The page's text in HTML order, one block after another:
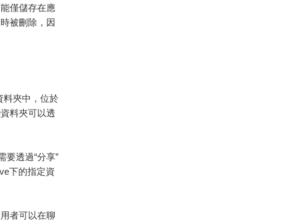
僅儲存在應
被刪除，因
料夾中，位於
料夾可以透
要透過“分享”
下的指定資
者可以在聊